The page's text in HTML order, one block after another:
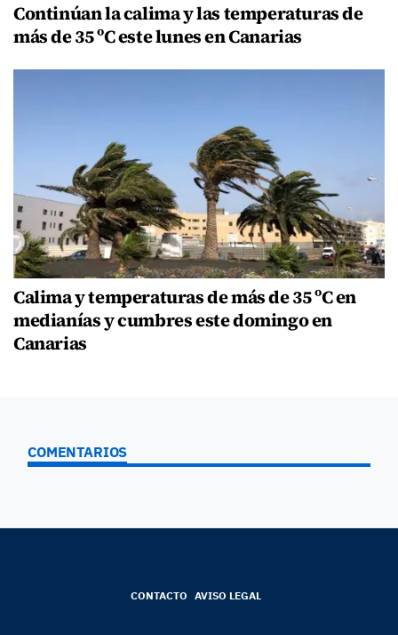
Continúan la calima y las temperaturas de
más de 35 ºC este lunes en Canarias
Calima y temperaturas de más de 35 ºC en
medianías y cumbres este domingo en
Canarias
COMENTARIOS
CONTACTO AVISO LEGAL